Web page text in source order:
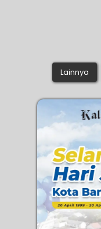
Lainnya